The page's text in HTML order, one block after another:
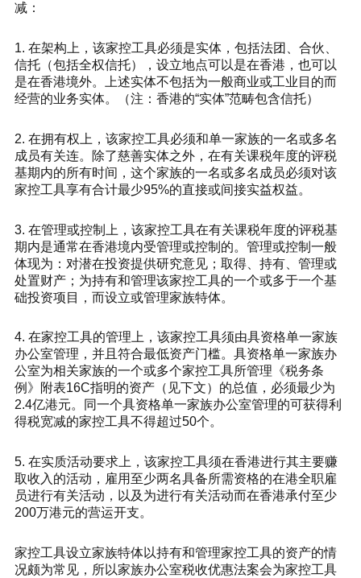
减：
1. 在架构上，该家控工具必须是实体，包括法团、合伙、
信托（包括全权信托），设立地点可以是在香港，也可以
是在香港境外。上述实体不包括为一般商业或工业目的而
经营的业务实体。（注：香港的“实体”范畴包含信托）
2. 在拥有权上，该家控工具必须和单一家族的一名或多名
成员有关连。除了慈善实体之外，在有关课税年度的评税
基期内的所有时间，这个家族的一名或多名成员必须对该
家控工具享有合计最少95%的直接或间接实益权益。
3. 在管理或控制上，该家控工具在有关课税年度的评税基
期内是通常在香港境内受管理或控制的。管理或控制一般
体现为：对潜在投资提供研究意见；取得、持有、管理或
处置财产；为持有和管理该家控工具的一个或多于一个基
础投资项目，而设立或管理家族特体。
4. 在家控工具的管理上，该家控工具须由具资格单一家族
办公室管理，并且符合最低资产门槛。具资格单一家族办
公室为相关家族的一个或多个家控工具所管理《税务条
例》附表16C指明的资产（见下文）的总值，必须最少为
2.4亿港元。同一个具资格单一家族办公室管理的可获得利
得税宽减的家控工具不得超过50个。
5. 在实质活动要求上，该家控工具须在香港进行其主要赚
取收入的活动，雇用至少两名具备所需资格的在港全职雇
员进行有关活动，以及为进行有关活动而在香港承付至少
200万港元的营运开支。
家控工具设立家族特体以持有和管理家控工具的资产的情
况颇为常见，所以家族办公室税收优惠法案会为家控工具